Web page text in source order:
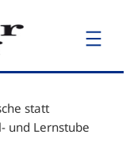
statt
und Lernstube